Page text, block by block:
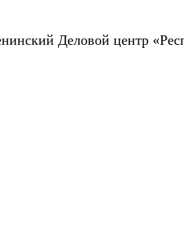
Деловой центр